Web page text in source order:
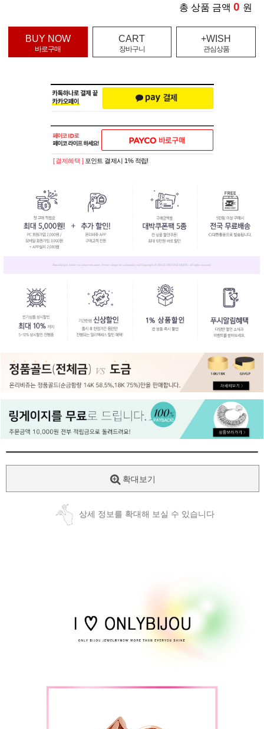
총 상품 금액 0 원
BUY NOW
바로구매
CART
장바구니
+WISH
관심상품
페이코 ID로
PAYCO 바로
[ 결제혜택 ] 포인트 결제시 1% 적립!
확대보기
상세 정보를 확대해 보실 수 있습니다